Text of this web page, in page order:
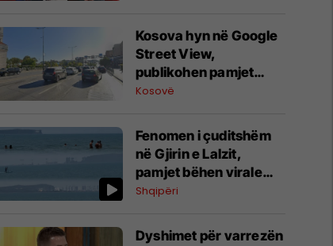
për krahun e majtë te
Topçinjtë
Kosova hyn në Google
Street View,
publikohen pamjet
360-gradëshe
Kosovë
Fenomen i çuditshëm
në Gjirin e Lalzit,
pamjet bëhen virale
(Video)
Shqipëri
Dyshimet për varrezën